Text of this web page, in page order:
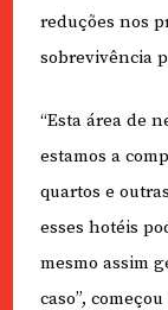
reduções nos
sobrevivência
“Esta área de
estamos a
quartos e
esses hotéis
mesmo assim
caso”,